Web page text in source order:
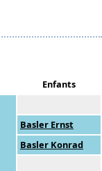
Enfants
Basler Ernst
Basler Konrad